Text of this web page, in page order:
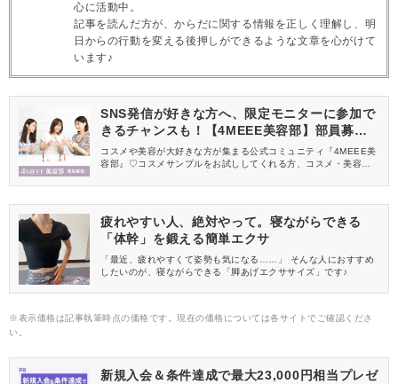
心に活動中。
記事を読んだ方が、からだに関する情報を正しく理解し、明
日からの行動を変える後押しができるような文章を心がけて
います♪
SNS発信が好きな方へ、限定モニターに参加で
きるチャンスも！【4MEEE美容部】部員募集
中
コスメや美容が大好きな方が集まる公式コミュニティ『4MEEE美
容部』♡コスメサンプルをお試ししてくれる方、コスメ・美容情報
疲れやすい人、絶対やって。寝ながらできる
「体幹」を鍛える簡単エクサ
「最近、疲れやすくて姿勢も気になる……」 そんな人におすすめ
したいのが、寝ながらできる「脚あげエクササイズ」です♪
※表示価格は記事執筆時点の価格です。現在の価格については各サイトでご確認くださ
い。
新規入会＆条件達成で最大23,000円相当プレゼ